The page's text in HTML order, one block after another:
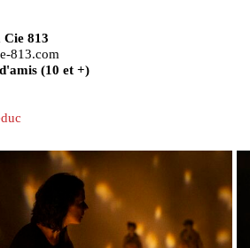
Cie 813
813.com
(10 et +)